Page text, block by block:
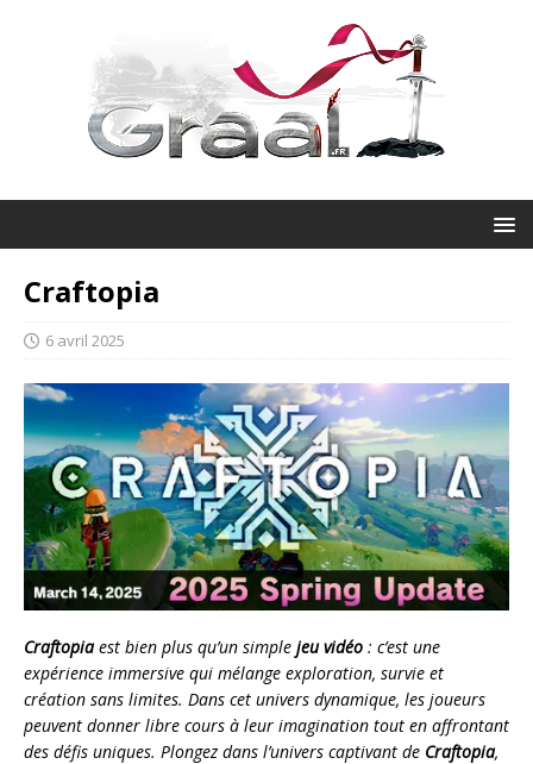
Craftopia
6 avril 2025
Craftopiaest bien plus qu’un simple jeu vidéo : c’est une
expérience immersive qui mélange exploration, survie et
création sans limites. Dans cet univers dynamique, les joueurs
peuvent donner libre cours à leur imagination tout en affrontant
des défis uniques. Plongez dans l’univers captivant de Craftopia,